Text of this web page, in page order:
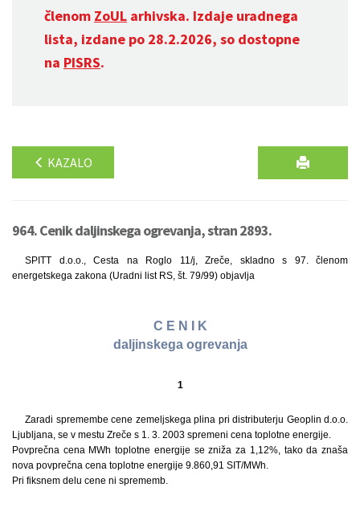
členom ZoUL arhivska. Izdaje uradnega
lista, izdane po 28.2.2026, so dostopne
na PISRS.
KAZALO
964. Cenik daljinskega ogrevanja, stran 2893.
SPITT d.o.o., Cesta na Roglo 11/j, Zreče, skladno s 97. členom
energetskega zakona (Uradni list RS, št. 79/99) objavlja
C E N I K
daljinskega ogrevanja
1
Zaradi spremembe cene zemeljskega plina pri distributerju Geoplin d.o.o.
Ljubljana, se v mestu Zreče s 1. 3. 2003 spremeni cena toplotne energije.
Povprečna cena MWh toplotne energije se zniža za 1,12%, tako da znaša
nova povprečna cena toplotne energije 9.860,91 SIT/MWh.
Pri fiksnem delu cene ni sprememb.